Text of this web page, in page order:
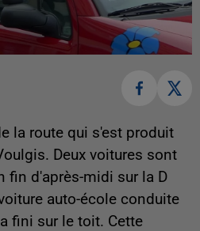
la route qui s'est produit
Deux voitures sont
fin d'après-midi sur la D
auto-école conduite
fini sur le toit. Cette